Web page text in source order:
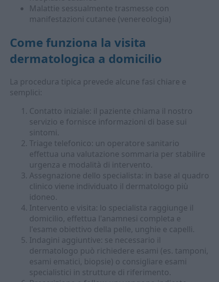
Malattie sessualmente trasmesse con
manifestazioni cutanee (venereologia)
Come funziona la visita
dermatologica a domicilio
La procedura tipica prevede alcune fasi chiare e
semplici:
Contatto iniziale: il paziente chiama il nostro
servizio e fornisce informazioni di base sui
sintomi.
Triage telefonico: un operatore sanitario
effettua una valutazione sommaria per stabilire
urgenza e modalità di intervento.
Assegnazione dello specialista: in base al quadro
clinico viene individuato il dermatologo più
idoneo.
Intervento e visita: lo specialista raggiunge il
domicilio, effettua l'anamnesi completa e
l'esame obiettivo della pelle, unghie e capelli.
Indagini aggiuntive: se necessario il
dermatologo può richiedere esami (es. tamponi,
esami ematici, biopsie) o consigliare esami
specialistici in strutture di riferimento.